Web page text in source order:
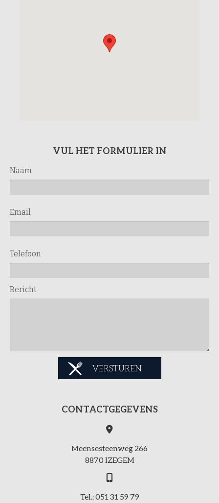
VUL HET FORMULIER IN
Naam
Email
Telefoon
Bericht
VERSTUREN
CONTACTGEGEVENS
Meensesteenweg 266
8870 IZEGEM
Tel.: 051 31 59 79